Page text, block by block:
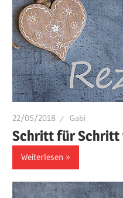
22/05/2018 Gabi
Schritt für Schritt
Weiterlesen